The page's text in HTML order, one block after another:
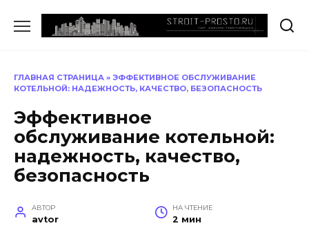
содержанию
ГЛАВНАЯ СТРАНИЦА » ЭФФЕКТИВНОЕ ОБСЛУЖИВАНИЕ
КОТЕЛЬНОЙ: НАДЕЖНОСТЬ, КАЧЕСТВО, БЕЗОПАСНОСТЬ
Эффективное
обслуживание котельной:
надежность, качество,
безопасность
АВТОР
avtor
НА ЧТЕНИЕ
2 мин